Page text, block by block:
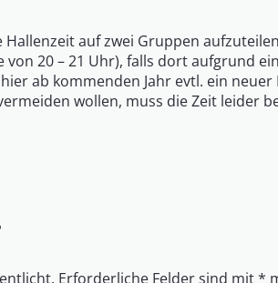
auf zwei Gruppen
von 20 – 21 Uhr), falls dort aufgrund
ab kommenden Jahr evtl. ein
wollen, muss die Zeit leider
Erforderliche Felder sind mit*